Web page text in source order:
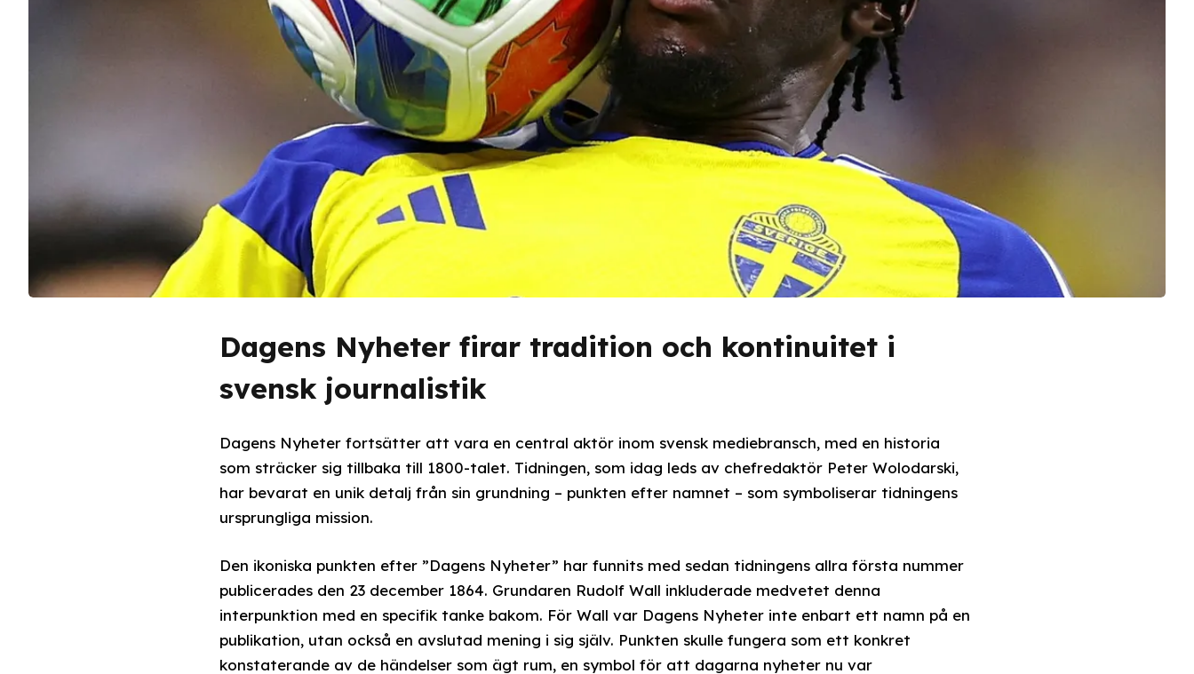
Dagens Nyheter firar tradition och kontinuitet i
svensk journalistik
Dagens Nyheter fortsätter att vara en central aktör inom svensk mediebransch, med en historia
som sträcker sig tillbaka till 1800-talet. Tidningen, som idag leds av chefredaktör Peter Wolodarski,
har bevarat en unik detalj från sin grundning – punkten efter namnet – som symboliserar tidningens
ursprungliga mission.
Den ikoniska punkten efter ”Dagens Nyheter” har funnits med sedan tidningens allra första nummer
publicerades den 23 december 1864. Grundaren Rudolf Wall inkluderade medvetet denna
interpunktion med en specifik tanke bakom. För Wall var Dagens Nyheter inte enbart ett namn på en
publikation, utan också en avslutad mening i sig själv. Punkten skulle fungera som ett konkret
konstaterande av de händelser som ägt rum, en symbol för att dagarna nyheter nu var